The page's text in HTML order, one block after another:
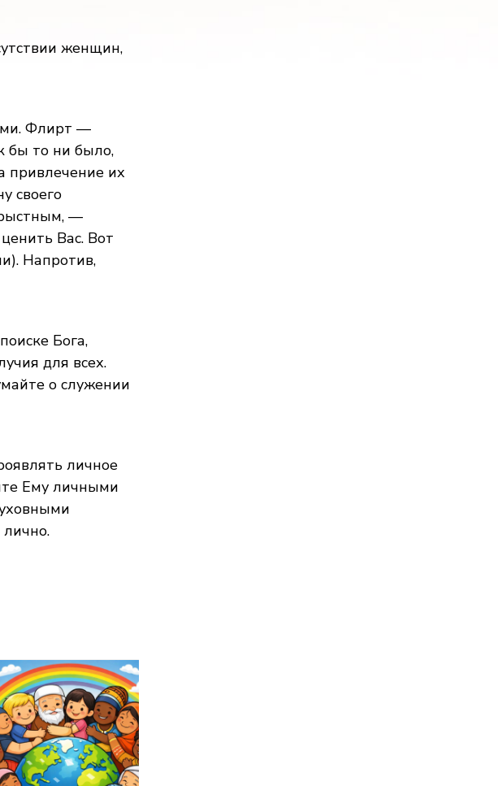
женщин,
Флирт —
бы то ни было,
привлечение их
своего
—
Вас. Вот
Напротив,
Бога,
для всех.
о служении
личное
Ему личными